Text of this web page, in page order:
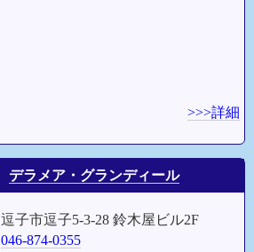
>>>詳細
デラメア・グランディール
逗子市逗子5-3-28 鈴木屋ビル2F
046-874-0355